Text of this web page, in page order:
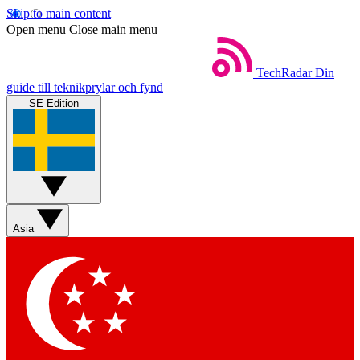
Skip to main content
Open menu Close main menu
TechRadar Din
guide till teknikprylar och fynd
SE Edition
Asia